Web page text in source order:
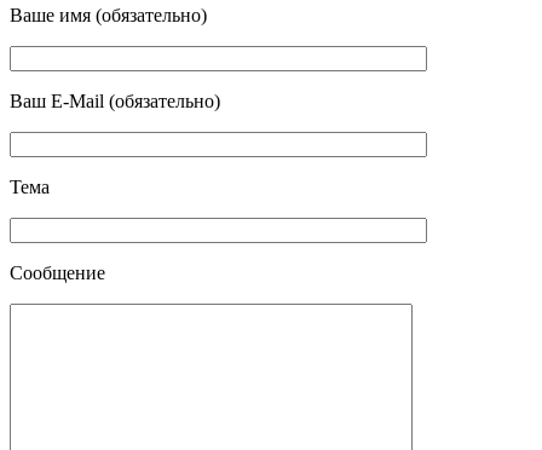
Ваше имя (обязательно)
Ваш E-Mail (обязательно)
Тема
Сообщение